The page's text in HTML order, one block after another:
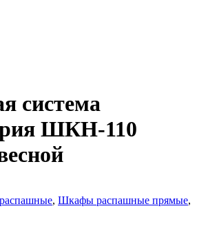
система
ШКН-110
, Шкафы распашные прямые,